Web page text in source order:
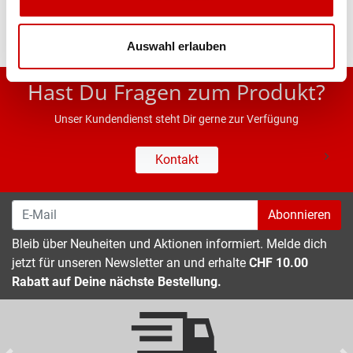
Auswahl erlauben
* UVP des Herstellers; Alle Preisangaben inkl. MwSt.
Hast Du Fragen zum Produkt?
Unser Kundendienst steht Dir gerne zur Verfügung
Kontakt
Abonnieren
Bleib über Neuheiten und Aktionen informiert. Melde dich
jetzt für unseren Newsletter an und erhalte CHF 10.00
Rabatt auf Deine nächste Bestellung.